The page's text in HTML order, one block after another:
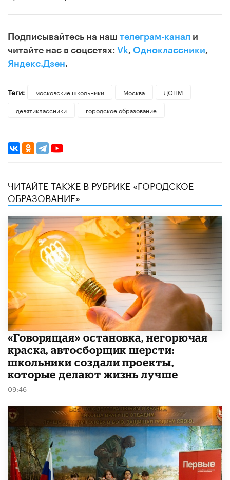
Подписывайтесь на наш телеграм-канал и
читайте нас в соцсетях: Vk, Одноклассники,
Яндекс.Дзен.
Теги: московские школьники Москва
ДОНМ
девятиклассники
городское образование
ЧИТАЙТЕ ТАКЖЕ В РУБРИКЕ «ГОРОДСКОЕ
ОБРАЗОВАНИЕ»
​«Говорящая» остановка, негорючая
краска, автосборщик шерсти:
школьники создали проекты,
которые делают жизнь лучше
09:46